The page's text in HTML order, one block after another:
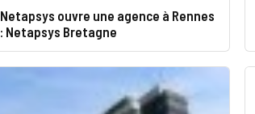
Netapsys ouvre une agence à Rennes
: Netapsys Bretagne